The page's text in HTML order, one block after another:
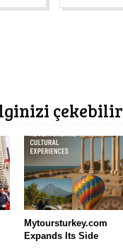
çekebilir
Mytoursturkey.com
Expands Its Side